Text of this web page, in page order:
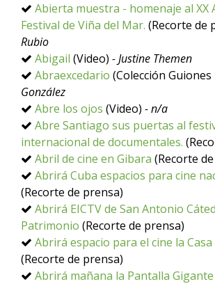
Abierta muestra - homenaje al XX
Festival de Viña del Mar. (Recorte de
Rubio
Abigail (Video) - Justine Themen
Abraexcedario (Colección Guiones
González
Abre los ojos (Video) - n/a
Abre Santiago sus puertas al
internacional de documentales.
Abril de cine en Gibara (Recorte
Abrirá Cuba espacios para cine
(Recorte de prensa)
Abrirá EICTV de San Antonio
Patrimonio (Recorte de prensa)
Abrirá espacio para el cine la Casa
(Recorte de prensa)
Abrirá mañana la Pantalla